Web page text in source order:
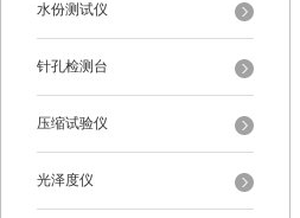
水份测试仪
针孔检测台
压缩试验仪
光泽度仪